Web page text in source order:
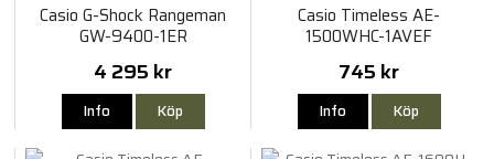
Casio G-Shock Rangeman
GW-9400-1ER
4 295 kr
Info Köp
Casio Timeless AE-
1500WHC-1AVEF
745 kr
Info Köp